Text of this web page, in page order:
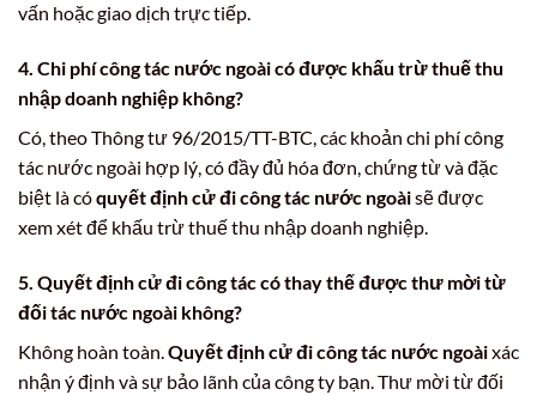
vấn hoặc giao dịch trực tiếp.
4. Chi phí công tác nước ngoài có được khấu trừ thuế thu
nhập doanh nghiệp không?
Có, theo Thông tư 96/2015/TT-BTC, các khoản chi phí công
tác nước ngoài hợp lý, có đầy đủ hóa đơn, chứng từ và đặc
biệt là cóquyết định cử đi công tác nước ngoàisẽ được
xem xét để khấu trừ thuế thu nhập doanh nghiệp.
5. Quyết định cử đi công táccó thay thế được thư mời từ
đối tác nước ngoài không?
Không hoàn toàn. Quyết định cử đi công tác nước ngoàixác
nhận ý định và sự bảo lãnh của công ty bạn. Thư mời từ đối